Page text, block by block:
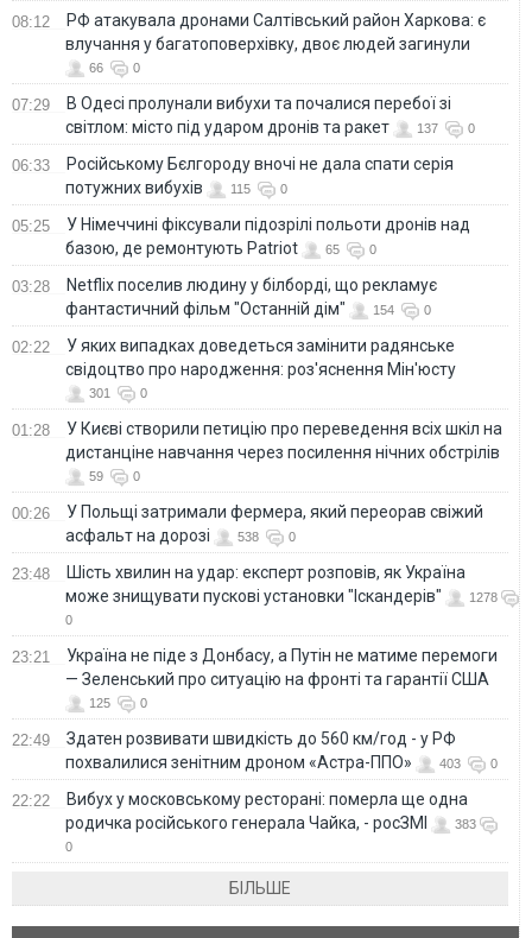
08:12
РФ атакувала дронами Салтівський район Харкова: є
влучання у багатоповерхівку, двоє людей загинули
66 0
07:29
В Одесі пролунали вибухи та почалися перебої зі
світлом: місто під ударом дронів та ракет
137 0
06:33
Російському Бєлгороду вночі не дала спати серія
потужних вибухів
115 0
05:25
У Німеччині фіксували підозрілі польоти дронів над
базою, де ремонтують Patriot
65 0
03:28
Netflix поселив людину у білборді, що рекламує
фантастичний фільм "Останній дім"
154 0
02:22
У яких випадках доведеться замінити радянське
свідоцтво про народження: роз'яснення Мін'юсту
301 0
01:28
У Києві створили петицію про переведення всіх шкіл на
дистанціне навчання через посилення нічних обстрілів
59 0
00:26
У Польщі затримали фермера, який переорав свіжий
асфальт на дорозі
538 0
23:48
Шість хвилин на удар: експерт розповів, як Україна
може знищувати пускові установки "Іскандерів"
1278
0
23:21
Україна не піде з Донбасу, а Путін не матиме перемоги
— Зеленський про ситуацію на фронті та гарантії США
125 0
22:49
Здатен розвивати швидкість до 560 км/год - у РФ
похвалилися зенітним дроном «Астра-ППО»
403 0
22:22
Вибух у московському ресторані: померла ще одна
родичка російського генерала Чайка, - росЗМІ
383
0
БІЛЬШЕ